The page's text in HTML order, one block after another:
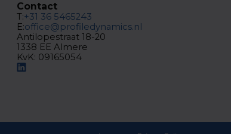
Contact
T:+31 36 5465243
E:office@profiledynamics.nl
Antilopestraat 18-20
1338 EE Almere
KvK: 09165054